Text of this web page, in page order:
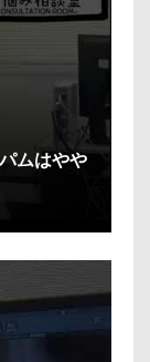
ムはやや